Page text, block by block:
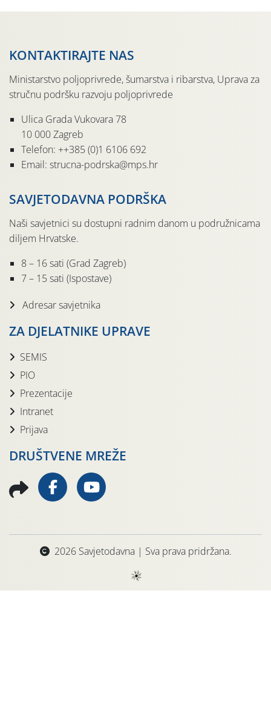
KONTAKTIRAJTE NAS
Ministarstvo poljoprivrede, šumarstva i ribarstva, Uprava za
stručnu podršku razvoju poljoprivrede
Ulica Grada Vukovara 78
10 000 Zagreb
Telefon: ++385 (0)1 6106 692
Email: strucna-podrska@mps.hr
SAVJETODAVNA PODRŠKA
Naši savjetnici su dostupni radnim danom u podružnicama
diljem Hrvatske.
8 – 16 sati (Grad Zagreb)
7 – 15 sati (Ispostave)
Adresar savjetnika
ZA DJELATNIKE UPRAVE
SEMIS
PIO
Prezentacije
Intranet
Prijava
DRUŠTVENE MREŽE
2026 Savjetodavna | Sva prava pridržana.